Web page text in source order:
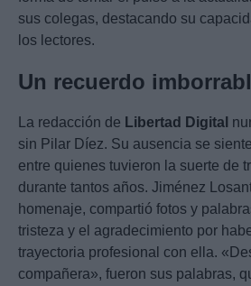
sus colegas, destacando su
los lectores.
Un recuerdo
La redacción de Libertad Digital
sin Pilar Díez. Su ausencia se
entre quienes tuvieron la suerte de
durante tantos años. Jiménez
homenaje, compartió fotos y
tristeza y el agradecimiento por
trayectoria profesional con ella.
compañera», fueron sus palabras,